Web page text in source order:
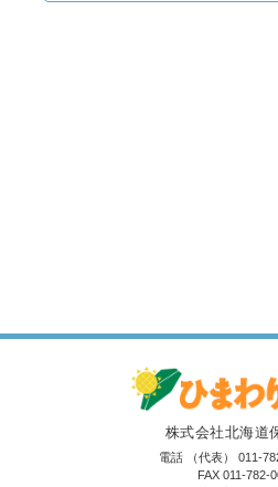
株式会社北海道
電話 （代表）
011-
FAX 011-782-